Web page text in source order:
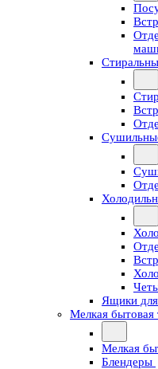
Ящики для
Мелкая бытовая
Мелкая
Блендеры